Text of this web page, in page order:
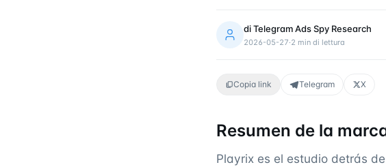
diTelegram Ads Spy Research
2026-05-27·2 min di lettura
Copia link Telegram X
Resumen de la
Playrix es el estudio detrás